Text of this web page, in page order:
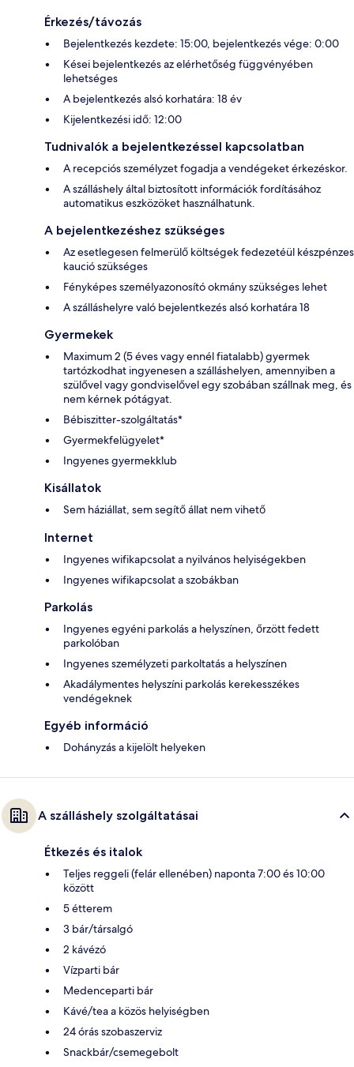
Érkezés/távozás
Bejelentkezés kezdete: 15:00, bejelentkezés vége: 0:00
Kései bejelentkezés az elérhetőség függvényében
lehetséges
A bejelentkezés alsó korhatára: 18 év
Kijelentkezési idő: 12:00
Tudnivalók a bejelentkezéssel kapcsolatban
A recepciós személyzet fogadja a vendégeket érkezéskor.
A szálláshely által biztosított információk fordításához
automatikus eszközöket használhatunk.
A bejelentkezéshez szükséges
Az esetlegesen felmerülő költségek fedezetéül készpénzes
kaució szükséges
Fényképes személyazonosító okmány szükséges lehet
A szálláshelyre való bejelentkezés alsó korhatára 18
Gyermekek
Maximum 2 (5 éves vagy ennél fiatalabb) gyermek
tartózkodhat ingyenesen a szálláshelyen, amennyiben a
szülővel vagy gondviselővel egy szobában szállnak meg, és
nem kérnek pótágyat.
Bébiszitter-szolgáltatás*
Gyermekfelügyelet*
Ingyenes gyermekklub
Kisállatok
Sem háziállat, sem segítő állat nem vihető
Internet
Ingyenes wifikapcsolat a nyilvános helyiségekben
Ingyenes wifikapcsolat a szobákban
Parkolás
Ingyenes egyéni parkolás a helyszínen, őrzött fedett
parkolóban
Ingyenes személyzeti parkoltatás a helyszínen
Akadálymentes helyszíni parkolás kerekesszékes
vendégeknek
Egyéb információ
Dohányzás a kijelölt helyeken
A szálláshely szolgáltatásai
Étkezés és italok
Teljes reggeli (felár ellenében) naponta 7:00 és 10:00
között
5 étterem
3 bár/társalgó
2 kávézó
Vízparti bár
Medenceparti bár
Kávé/tea a közös helyiségben
24 órás szobaszerviz
Snackbár/csemegebolt